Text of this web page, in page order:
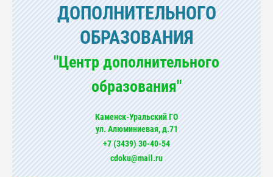
ДОПОЛНИТЕЛЬНОГО
ОБРАЗОВАНИЯ
"Центр дополнительного
образования"
Каменск-Уральский ГО
ул. Алюминиевая, д.71
+7 (3439) 30-40-54
cdoku@mail.ru